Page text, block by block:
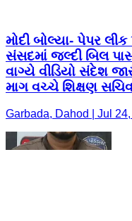
મોદી બોલ્યા- પેપર
સંસદમાં જલ્દી બિલ
વાગ્યે વીડિયો સંદેશ
માગ વચ્ચે શિક્ષણ
Garbada, Dahod | Jul